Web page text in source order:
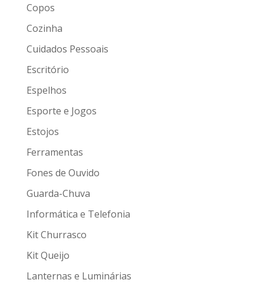
Copos
Cozinha
Cuidados Pessoais
Escritório
Espelhos
Esporte e Jogos
Estojos
Ferramentas
Fones de Ouvido
Guarda-Chuva
Informática e Telefonia
Kit Churrasco
Kit Queijo
Lanternas e Luminárias